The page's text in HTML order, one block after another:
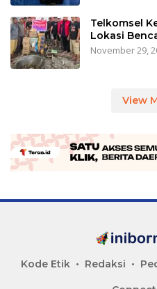
Telkomsel
Lokasi
November 29,
View
Kode Etik Redaksi